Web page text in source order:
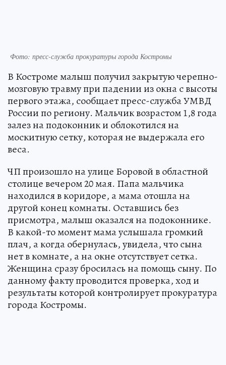
Фото: пресс-служба прокуратуры города Костромы
В Костроме малыш получил закрытую черепно-
мозговую травму при падении из окна с высоты
первого этажа, сообщает пресс-служба УМВД
России по региону. Мальчик возрастом 1,8 года
залез на подоконник и облокотился на
москитную сетку, которая не выдержала его
веса.
ЧП произошло на улице Боровой в областной
столице вечером 20 мая. Папа мальчика
находился в коридоре, а мама отошла на
другой конец комнаты. Оставшись без
присмотра, малыш оказался на подоконнике.
В какой-то момент мама услышала громкий
плач, а когда обернулась, увидела, что сына
нет в комнате, а на окне отсутствует сетка.
Женщина сразу бросилась на помощь сыну. По
данному факту проводится проверка, ход и
результаты которой контролирует прокуратура
города Костромы.